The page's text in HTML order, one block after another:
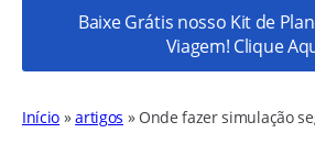
Baixe Grátis nosso Kit de
Viagem! Clique
Início »artigos » Onde fazer simulação